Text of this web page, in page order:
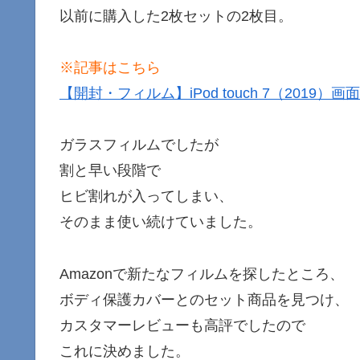
以前に購入した2枚セットの2枚目。
※記事はこちら
【開封・フィルム】iPod touch 7（2019）画
ガラスフィルムでしたが
割と早い段階で
ヒビ割れが入ってしまい、
そのまま使い続けていました。
Amazonで新たなフィルムを探したところ、
ボディ保護カバーとのセット商品を見つけ、
カスタマーレビューも高評でしたので
これに決めました。